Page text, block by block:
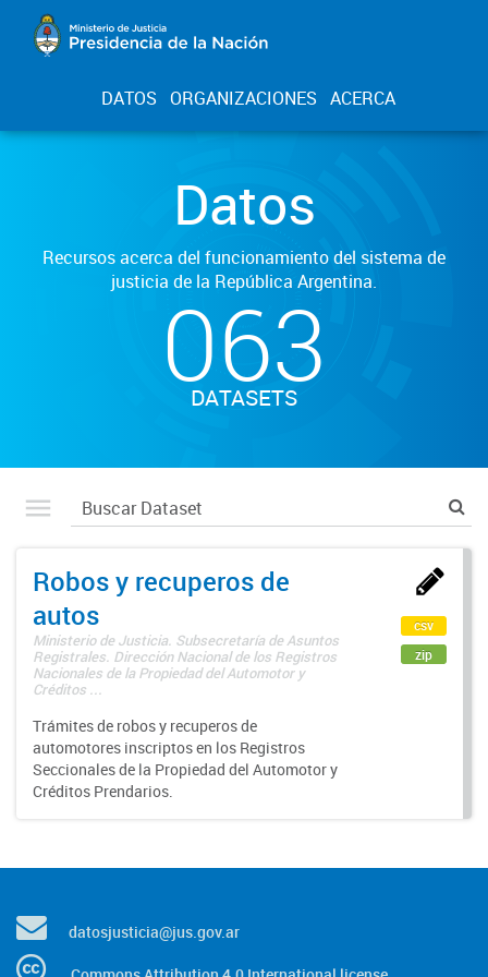
DATOS ORGANIZACIONES ACERCA
Datos
Recursos acerca del funcionamiento del sistema de
justicia de la República Argentina.
063
DATASETS
Robos y recuperos de
autos
Ministerio de Justicia. Subsecretaría de Asuntos
Registrales. Dirección Nacional de los Registros
Nacionales de la Propiedad del Automotor y
Créditos ...
Trámites de robos y recuperos de
automotores inscriptos en los Registros
Seccionales de la Propiedad del Automotor y
Créditos Prendarios.
csv
zip
datosjusticia@jus.gov.ar